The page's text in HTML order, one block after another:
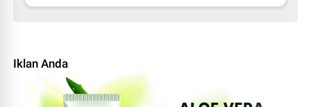
Iklan Anda